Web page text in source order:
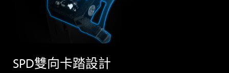
SPD雙向卡踏設計